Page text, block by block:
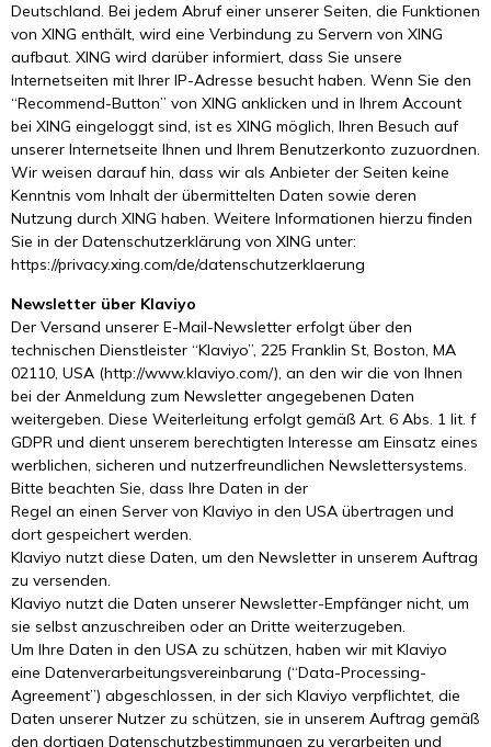
Deutschland. Bei jedem Abruf einer unserer Seiten, die Funktionen
von XING enthält, wird eine Verbindung zu Servern von XING
aufbaut. XING wird darüber informiert, dass Sie unsere
Internetseiten mit Ihrer IP-Adresse besucht haben. Wenn Sie den
“Recommend-Button” von XING anklicken und in Ihrem Account
bei XING eingeloggt sind, ist es XING möglich, Ihren Besuch auf
unserer Internetseite Ihnen und Ihrem Benutzerkonto zuzuordnen.
Wir weisen darauf hin, dass wir als Anbieter der Seiten keine
Kenntnis vom Inhalt der übermittelten Daten sowie deren
Nutzung durch XING haben. Weitere Informationen hierzu finden
Sie in der Datenschutzerklärung von XING unter:
https://privacy.xing.com/de/datenschutzerklaerung
Newsletter über Klaviyo
Der Versand unserer E-Mail-Newsletter erfolgt über den
technischen Dienstleister “Klaviyo”, 225 Franklin St, Boston, MA
02110, USA (http://www.klaviyo.com/), an den wir die von Ihnen
bei der Anmeldung zum Newsletter angegebenen Daten
weitergeben. Diese Weiterleitung erfolgt gemäß Art. 6 Abs. 1 lit. f
GDPR und dient unserem berechtigten Interesse am Einsatz eines
werblichen, sicheren und nutzerfreundlichen Newslettersystems.
Bitte beachten Sie, dass Ihre Daten in der
Regel an einen Server von Klaviyo in den USA übertragen und
dort gespeichert werden.
Klaviyo nutzt diese Daten, um den Newsletter in unserem Auftrag
zu versenden.
Klaviyo nutzt die Daten unserer Newsletter-Empfänger nicht, um
sie selbst anzuschreiben oder an Dritte weiterzugeben.
Um Ihre Daten in den USA zu schützen, haben wir mit Klaviyo
eine Datenverarbeitungsvereinbarung (“Data-Processing-
Agreement”) abgeschlossen, in der sich Klaviyo verpflichtet, die
Daten unserer Nutzer zu schützen, sie in unserem Auftrag gemäß
den dortigen Datenschutzbestimmungen zu verarbeiten und